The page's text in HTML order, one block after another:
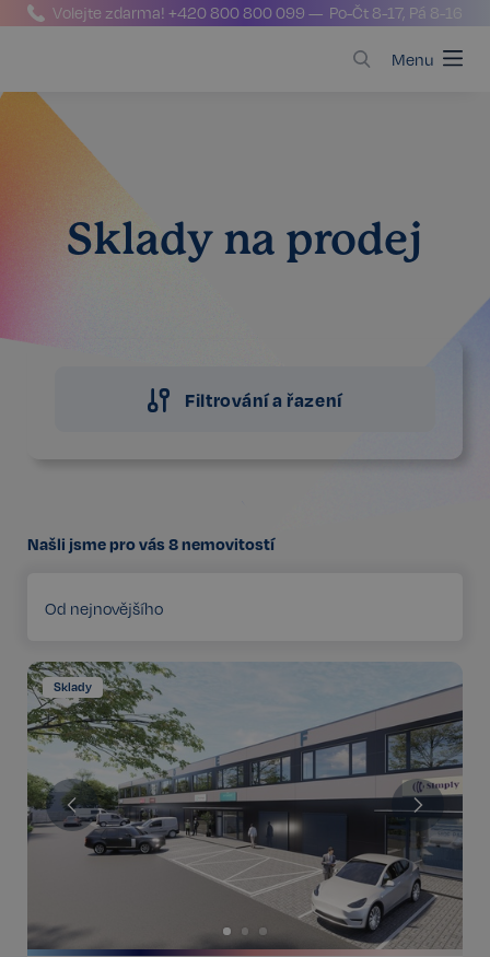
Volejte zdarma!+420 800 800 099 — Po-Čt 8-17, Pá 8-16
Menu
Sklady na prodej
Filtrování a řazení
Našli jsme pro vás 8nemovitostí
Od nejnovějšího
Sklady